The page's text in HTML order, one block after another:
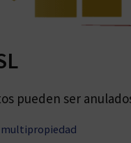
pueden ser